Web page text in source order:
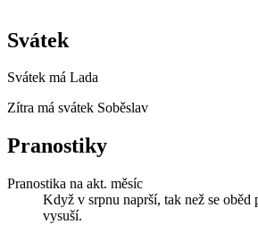
Svátek
Svátek má Lada
Zítra má svátek Soběslav
Pranostiky
Pranostika na akt. měsíc
Když v srpnu naprší, tak než se oběd
vysuší.